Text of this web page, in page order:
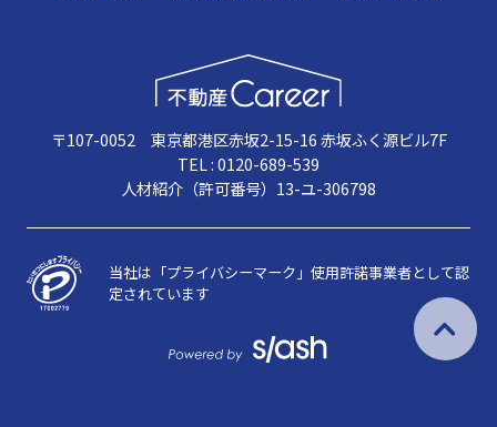
〒107-0052 東京都港区赤坂2-15-16 赤坂ふく源ビル7F
TEL : 0120-689-539
人材紹介（許可番号）13-ユ-306798
当社は「プライバシーマーク」使用許諾事業者として認
定されています